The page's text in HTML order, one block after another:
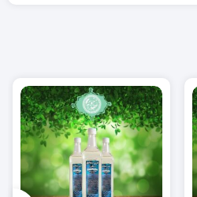
که طبع گرم و خشک دارد. قسمت‌های
برگ و ریشه‌ آن است. مقدار توصیه
به طور میانگین حداکثر پنج
و برای اینکه نتیجه درمان مشخص